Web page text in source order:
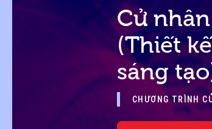
Cử
(Thiết
sáng
CHƯƠNG TRÌNH